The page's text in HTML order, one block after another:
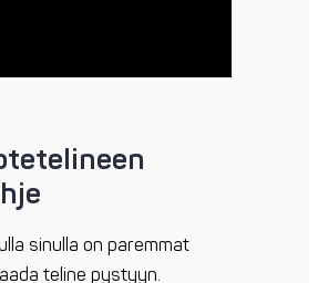
sinulla on paremmat
teline pystyyn.